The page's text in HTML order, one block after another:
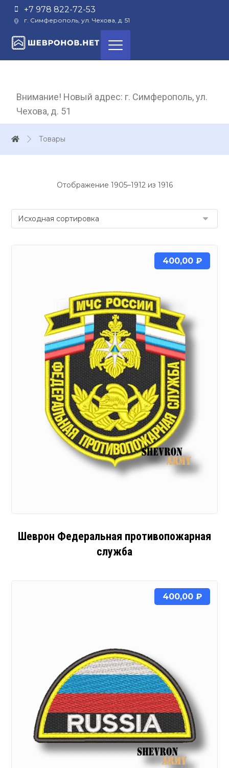
+7 978 822-72-53
г. Симферополь, ул. Чехова, д. 51
Внимание! Новый адрес: г. Симферополь, ул.
Чехова, д. 51
Товары
Отображение 1905–1912 из 1916
Шеврон Федеральная противопожарная
служба
400,00 ₽
400,00 ₽